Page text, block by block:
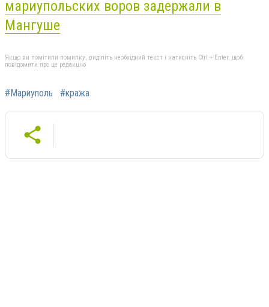
мариупольских воров задержали в
Мангуше
Якщо ви помітили помилку, виділіть необхідний текст і натисніть Ctrl + Enter, щоб
повідомити про це редакцію
#Мариуполь #кража